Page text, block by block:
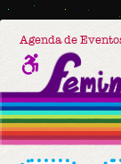
Agenda de